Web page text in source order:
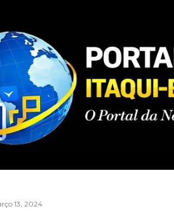
13, 2024